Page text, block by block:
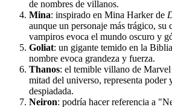
de nombres de villanos.
Mina: inspirado en Mina Harker de
aunque un personaje más trágico, su
vampiros evoca el mundo oscuro y
Goliat: un gigante temido en la
nombre evoca grandeza y fuerza.
Thanos: el temible villano de Marvel
mitad del universo, representa poder
despiadada.
Neiron: podría hacer referencia a